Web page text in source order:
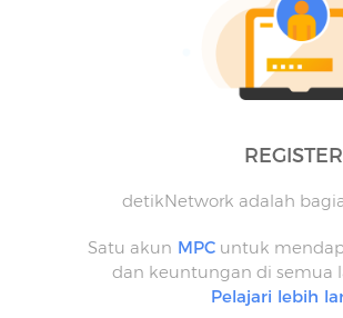
REGISTER
detikNetwork adalah
Satu akun MPCuntuk
dan keuntungan di semua
Pelajari lebih